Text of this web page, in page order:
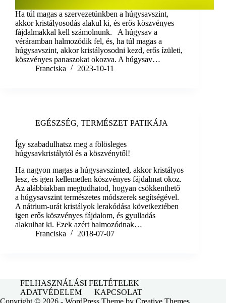
Ha túl magas a szervezetünkben a húgysavszint,
akkor kristályosodás alakul ki, és erős köszvényes
fájdalmakkal kell számolnunk. A húgysav a
véráramban halmozódik fel, és, ha túl magas a
húgysavszint, akkor kristályosodni kezd, erős ízületi,
köszvényes panaszokat okozva. A húgysav…
Franciska
2023-10-11
EGÉSZSÉG, TERMÉSZET PATIKÁJA
Így szabadulhatsz meg a fölösleges
húgysavkristálytól és a köszvénytől!
Ha nagyon magas a húgysavszinted, akkor kristályos
lesz, és igen kellemetlen köszvényes fájdalmat okoz.
Az alábbiakban megtudhatod, hogyan csökkenthető
a húgysavszint természetes módszerek segítségével.
A nátrium-urát kristályok lerakódása következtében
igen erős köszvényes fájdalom, és gyulladás
alakulhat ki. Ezek azért halmozódnak…
Franciska
2018-07-07
FELHASZNÁLÁSI FELTÉTELEK
ADATVÉDELEM
KAPCSOLAT
Copyright © 2026 - WordPress Theme by Creative Themes